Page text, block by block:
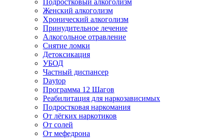
Подростковый алкоголизм
Женский алкоголизм
Хронический алкоголизм
Принудительное лечение
Алкогольное отравление
Снятие ломки
Детоксикация
УБОД
Частный диспансер
Daytop
Программа 12 Шагов
Реабилитация для наркозависимых
Подростковая наркомания
От лёгких наркотиков
От солей
От мефедрона